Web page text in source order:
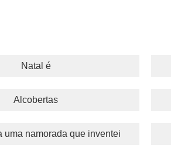
Natal é
Alcobertas
uma namorada que inventei